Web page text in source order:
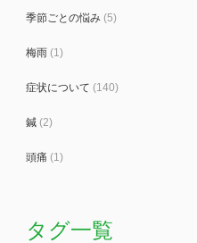
季節ごとの悩み(5)
梅雨(1)
症状について (140)
鍼(2)
頭痛 (1)
タグ一覧